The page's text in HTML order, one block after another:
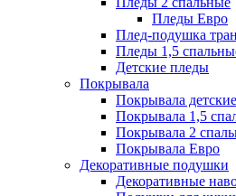
Пледы Евро
Плед-подушка
Пледы 1,5
Детские пледы
Покрывала
Покрывала детские
Покрывала 1,5
Покрывала 2
Покрывала Евро
Декоративные подушки
Декоративные